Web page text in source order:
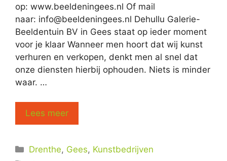
op: www.beeldeningees.nl Of mail
naar: info@beeldeningees.nl Dehullu Galerie-
Beeldentuin BV in Gees staat op ieder moment
voor je klaar Wanneer men hoort dat wij kunst
verhuren en verkopen, denkt men al snel dat
onze diensten hierbij ophouden. Niets is minder
waar. …
Lees meer
Categorieën
Drenthe, Gees, Kunstbedrijven